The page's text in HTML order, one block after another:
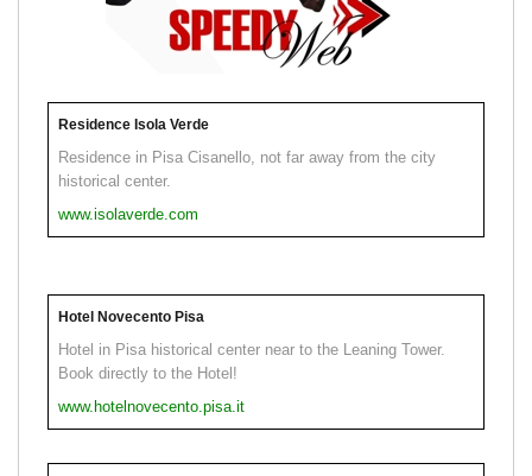
Residence Isola Verde
Residence in Pisa Cisanello, not far away from the city
historical center.
www.isolaverde.com
Hotel Novecento Pisa
Hotel in Pisa historical center near to the Leaning Tower.
Book directly to the Hotel!
www.hotelnovecento.pisa.it